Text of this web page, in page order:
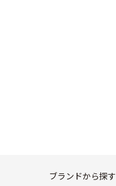
ブランドから探す